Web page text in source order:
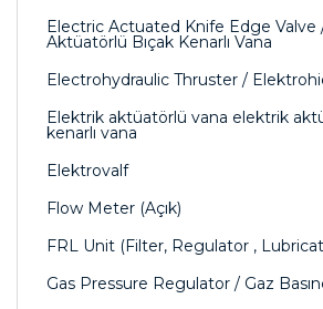
Electric Actuated Knife Edge Valve
Aktüatörlü Bıçak Kenarlı Vana
Electrohydraulic Thruster /
Elektrik aktüatörlü vana elektrik
kenarlı vana
Elektrovalf
Flow Meter (Açık)
FRL Unit (Filter, Regulator ,
Gas Pressure Regulator / Gaz